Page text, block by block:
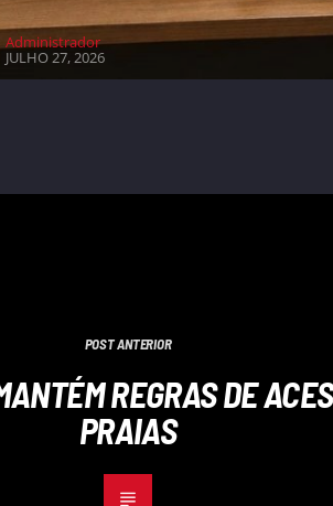
Administrador
JULHO 27, 2026
POST ANTERIOR
REGRAS DE
PRAIAS